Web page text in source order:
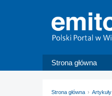
Strona główna
Strona główna Artykuły